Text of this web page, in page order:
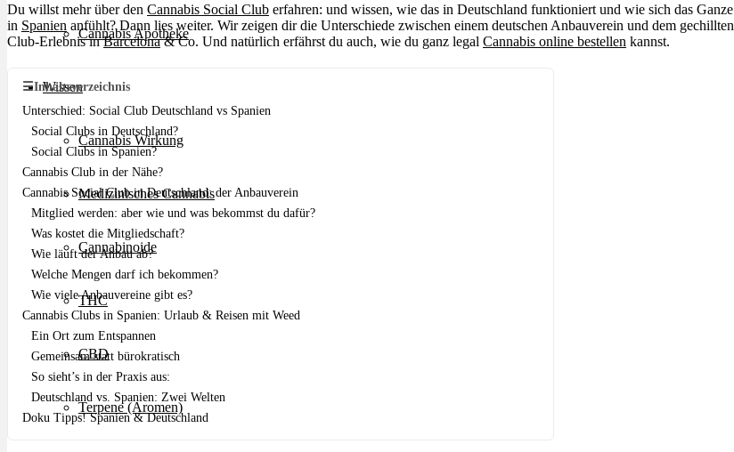
Cannabis Apotheke
Wissen
Cannabis Wirkung
Medizinisches Cannabis
Cannabinoide
THC
CBD
Terpene (Aromen)
Du willst mehr über den Cannabis Social Club erfahren: und wissen, wie das in Deutschland funktioniert und wie sich das Ganze
in Spanien anfühlt? Dann lies weiter. Wir zeigen dir die Unterschiede zwischen einem deutschen Anbauverein und dem gechillten
Club-Erlebnis inBarcelona& Co. Und natürlich erfährst du auch, wie du ganz legal Cannabis online bestellen kannst.
☰Inhaltsverzeichnis
Unterschied: Social Club Deutschland vs Spanien
Social Clubs in Deutschland?
Social Clubs in Spanien?
Cannabis Club in der Nähe?
Cannabis Social Club in Deutschland: der Anbauverein
Mitglied werden: aber wie und was bekommst du dafür?
Was kostet die Mitgliedschaft?
Wie läuft der Anbau ab?
Welche Mengen darf ich bekommen?
Wie viele Anbauvereine gibt es?
Cannabis Clubs in Spanien: Urlaub & Reisen mit Weed
Ein Ort zum Entspannen
Gemeinsam statt bürokratisch
So sieht’s in der Praxis aus:
Deutschland vs. Spanien: Zwei Welten
Doku Tipps! Spanien & Deutschland